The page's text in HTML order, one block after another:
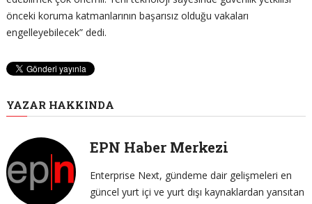
önceki koruma katmanlarının başarısız olduğu vakaları
engelleyebilecek” dedi.
YAZAR HAKKINDA
EPN Haber Merkezi
Enterprise Next, gündeme dair gelişmeleri en
güncel yurt içi ve yurt dışı kaynaklardan yansıtan